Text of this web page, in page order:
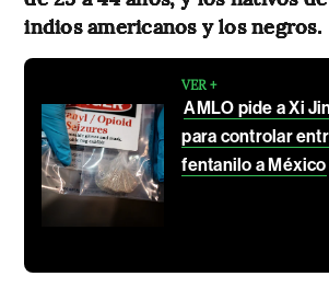
indios americanos y los negros.
VER +
AMLO pide a Xi
para controlar
fentanilo a México